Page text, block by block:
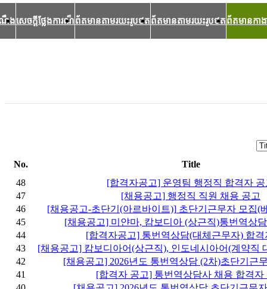
ណឹងសេចក្ដីថ្លែងការណ៏ព័តមានតាមរយះរូបថតព័តមានតាមរយះរូបថតព័តមានកាង
No.
Title
48
[합격자공고] 운영팀 행정직 합격자 공
47
[채용공고] 행정직 직원 채용 공고
46
[채용공고-초단기(아르바이트)] 초단기근무자 모집(
45
[채용공고] 미얀마, 캄보디아 (상근직)통번역상
44
[합격자공고] 통번역상담(대체근무자) 합격
43
[채용공고] 캄보디아어(상근직), 인도네시아어(계약직
42
[채용공고] 2026년도 통번역상담 (2차)초단기근
41
[합격자 공고] 통번역상담사 채용 합격자